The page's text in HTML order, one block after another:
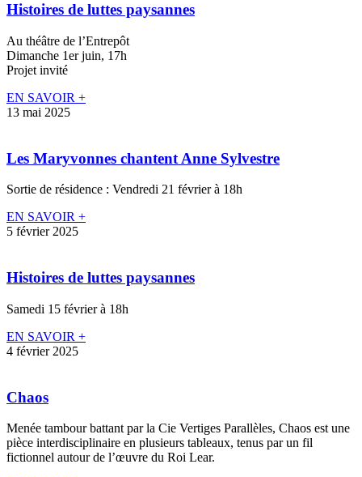
Histoires de luttes paysannes
Au théâtre de l’Entrepôt
Dimanche 1er juin, 17h
Projet invité
EN SAVOIR +
13 mai 2025
Les Maryvonnes chantent Anne Sylvestre
Sortie de résidence : Vendredi 21 février à 18h
EN SAVOIR +
5 février 2025
Histoires de luttes paysannes
Samedi 15 février à 18h
EN SAVOIR +
4 février 2025
Chaos
Menée tambour battant par la Cie Vertiges Parallèles, Chaos est une
pièce interdisciplinaire en plusieurs tableaux, tenus par un fil
fictionnel autour de l’œuvre du Roi Lear.